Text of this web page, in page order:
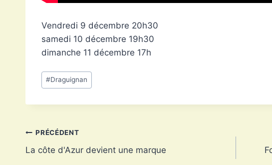
Vendredi 9 décembre 20h30
samedi 10 décembre 19h30
dimanche 11 décembre 17h
Étiquettes
de
#Draguignan
Navigation
de
PRÉCÉDENT
La côte d'Azur devient une marque